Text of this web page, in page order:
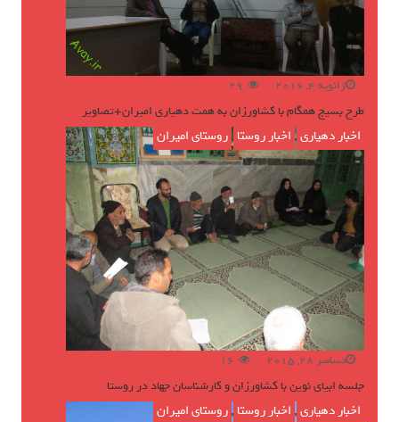
ژانویه 4, 2016 29
طرح بسیج همگام با کشاورزان به همت دهیاری امیران+تصاویر
اخبار دهیاری, اخبار روستا ,روستای امیران
دسامبر 28, 2015 16
جلسه ابیای نوین با کشاورزان و کارشناسان جهاد در روستا
اخبار دهیاری, اخبار روستا ,روستای امیران